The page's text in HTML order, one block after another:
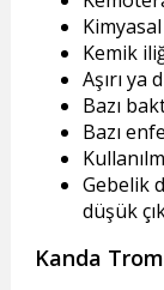
Kemik
Aşırı
Bazı
Bazı
Gebelik
düşük
Kanda